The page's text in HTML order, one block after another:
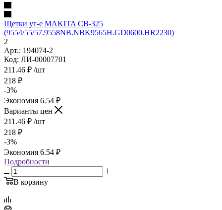
Щетки уг-е MAKITA СВ-325
(9554/55/57.9558NB.NBK9565H.GD0600.HR2230)
2
Арт.: 194074-2
Код: ЛИ-00007701
211.46 ₽ /шт
218 ₽
-3%
Экономия 6.54 ₽
Варианты цен
211.46 ₽ /шт
218 ₽
-3%
Экономия 6.54 ₽
Подробности
В корзину